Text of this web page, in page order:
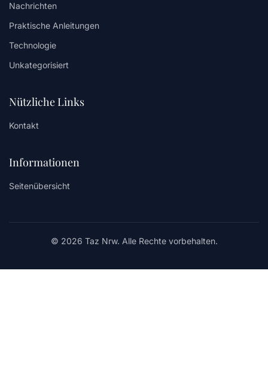
Nachrichten
Praktische Anleitungen
Technologie
Unkategorisiert
Nützliche Links
Kontakt
Informationen
Seitenübersicht
© 2026 Taz Nrw. Alle Rechte vorbehalten.